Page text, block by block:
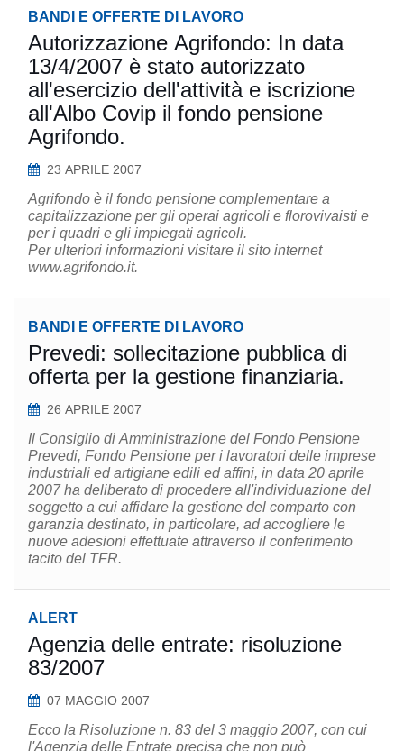
BANDI E OFFERTE DI LAVORO
Autorizzazione Agrifondo: In data
13/4/2007 è stato autorizzato
all'esercizio dell'attività e iscrizione
all'Albo Covip il fondo pensione
Agrifondo.
23 APRILE 2007
Agrifondo è il fondo pensione complementare a
capitalizzazione per gli operai agricoli e florovivaisti e
per i quadri e gli impiegati agricoli.
Per ulteriori informazioni visitare il sito internet
www.agrifondo.it.
BANDI E OFFERTE DI LAVORO
Prevedi: sollecitazione pubblica di
offerta per la gestione finanziaria.
26 APRILE 2007
Il Consiglio di Amministrazione del Fondo Pensione
Prevedi, Fondo Pensione per i lavoratori delle imprese
industriali ed artigiane edili ed affini, in data 20 aprile
2007 ha deliberato di procedere all'individuazione del
soggetto a cui affidare la gestione del comparto con
garanzia destinato, in particolare, ad accogliere le
nuove adesioni effettuate attraverso il conferimento
tacito del TFR.
ALERT
Agenzia delle entrate: risoluzione
83/2007
07 MAGGIO 2007
Ecco la Risoluzione n. 83 del 3 maggio 2007, con cui
l'Agenzia delle Entrate precisa che non può